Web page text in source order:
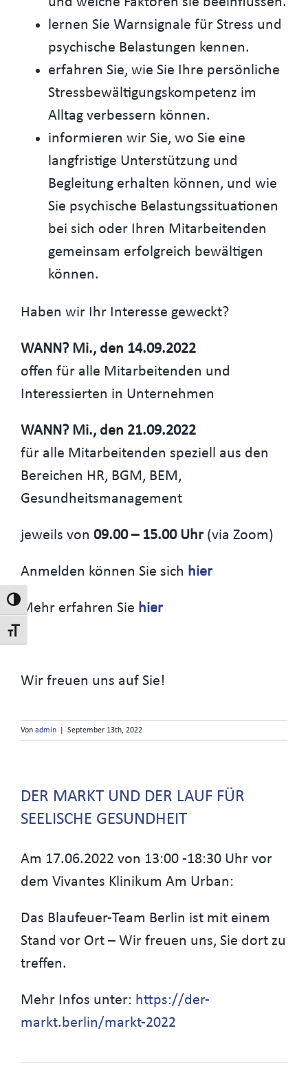
Umschalten auf hohe Kontraste
Schrift vergrößern
lernen Sie Warnsignale für Stress und
psychische Belastungen kennen.
erfahren Sie, wie Sie Ihre persönliche
Stressbewältigungskompetenz im
Alltag verbessern können.
informieren wir Sie, wo Sie eine
langfristige Unterstützung und
Begleitung erhalten können, und wie
Sie psychische Belastungssituationen
bei sich oder Ihren Mitarbeitenden
gemeinsam erfolgreich bewältigen
können.
Haben wir Ihr Interesse geweckt?
WANN? Mi., den 14.09.2022
offen für alle Mitarbeitenden und
Interessierten in Unternehmen
WANN? Mi., den 21.09.2022
für alle Mitarbeitenden speziell aus den
Bereichen HR, BGM, BEM,
Gesundheitsmanagement
jeweils von 09.00 – 15.00 Uhr(via Zoom)
Anmelden können Sie sich hier
Mehr erfahren Sie hier
Wir freuen uns auf Sie!
Von admin September 13th, 2022
DER MARKT UND DER LAUF FÜR
SEELISCHE GESUNDHEIT
Am 17.06.2022 von 13:00 -18:30 Uhr vor
dem Vivantes Klinikum Am Urban:
Das Blaufeuer-Team Berlin ist mit einem
Stand vor Ort – Wir freuen uns, Sie dort zu
treffen.
Mehr Infos unter: https://der-
markt.berlin/markt-2022